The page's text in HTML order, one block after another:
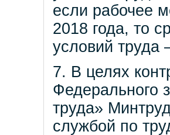
если рабочее
2018 года, то
условий труда
7. В целях
Федерального
труда»
службой по